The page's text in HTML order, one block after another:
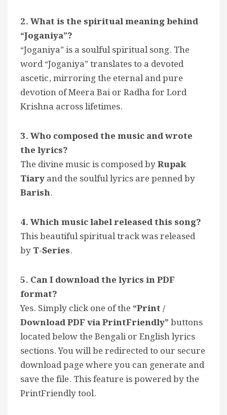
2. What is the spiritual meaning behind
“Joganiya”?
“Joganiya” is a soulful spiritual song. The
word “Joganiya” translates to a devoted
ascetic, mirroring the eternal and pure
devotion of Meera Bai or Radha for Lord
Krishna across lifetimes.
3. Who composed the music and wrote
the lyrics?
The divine music is composed byRupak
Tiaryand the soulful lyrics are penned by
Barish.
4. Which music label released this song?
This beautiful spiritual track was released
byT-Series.
5. Can I download the lyrics in PDF
format?
Yes. Simply click one of the “Print /
Download PDF via PrintFriendly”buttons
located below the Bengali or English lyrics
sections. You will be redirected to our secure
download page where you can generate and
save the file. This feature is powered by the
PrintFriendly tool.